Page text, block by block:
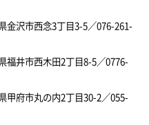
金沢市西念3丁目3-5／076-261-
福井市西木田2丁目8-5／0776-
甲府市丸の内2丁目30-2／055-